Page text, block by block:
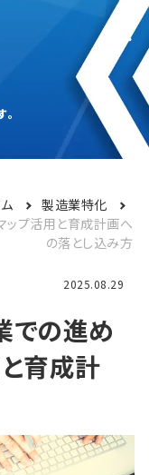
製造業特化
ップ活用と育成計画へ
の落とし込み方
2025.08.29
での進め
育成計